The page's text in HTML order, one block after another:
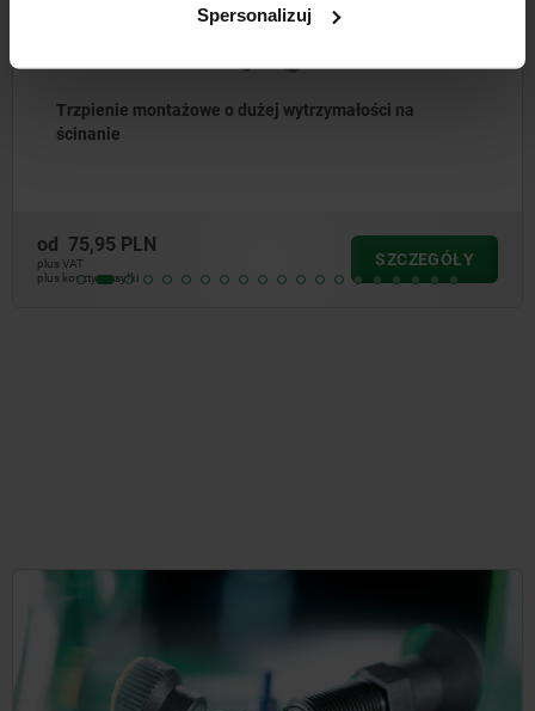
Spersonalizuj
Trzpienie montażowe o dużej wytrzymałości na
ścinanie
od 75,95 PLN
plus VAT
plus koszty wysyłki
SZCZEGÓŁY